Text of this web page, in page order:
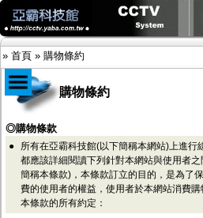
» 首頁 » 購物條約
商品目錄
限時促銷特惠專案
IP網路攝影機及錄放影機
AHD DVR數位錄放影機
AHD半球型(適用屋內)
AHD中小型紅外線攝影機(適用騎樓、室
購物條約
◎購物條款
●
所有在亞霸科技館(以下簡稱本網站)上進行
都應該詳細閱讀下列針對本網站與使用者
簡稱本條款)，本條款訂立的目的，是為了
費的使用者的權益，使用者於本網站消費
本條款的所有約定：